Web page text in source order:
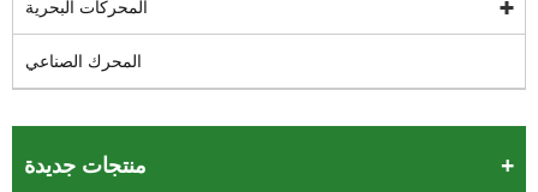
المحركات البحرية
المحرك الصناعي
منتجات جديدة